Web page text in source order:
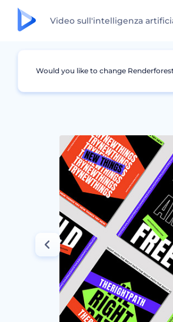
Video sull'intelligenza
Grafica Poster Set
Would you like to change